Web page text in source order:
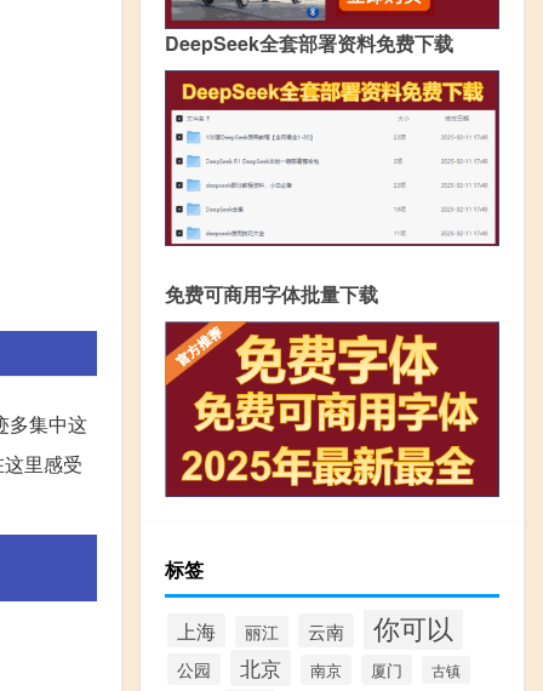
多集中这
里感受
DeepSeek全套部署资料免费下载
免费可商用字体批量下载
标签
上海 丽江 云南 你可以
公园 北京 南京 厦门 古镇